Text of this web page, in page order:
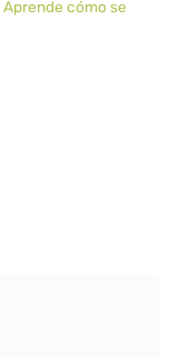
Aprende cómo se